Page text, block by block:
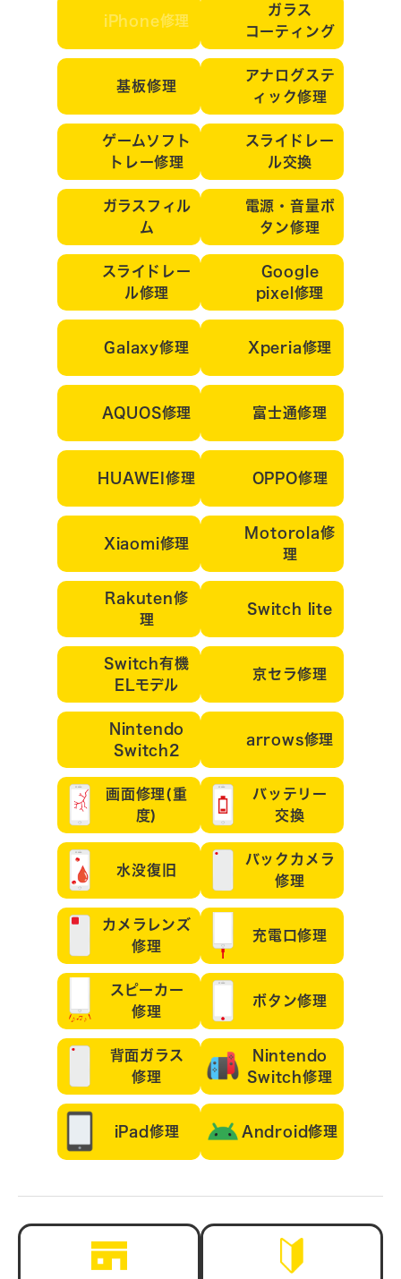
iPhone修理
ガラス
コーティング
基板修理
アナログステ
ィック修理
ゲームソフト
トレー修理
スライドレー
ル交換
ガラスフィル
ム
電源・音量ボ
タン修理
スライドレー
ル修理
Google
pixel修理
Galaxy修理 Xperia修理
AQUOS修理 富士通修理
HUAWEI修理 OPPO修理
Xiaomi修理
Motorola修
理
Rakuten修
理
Switch lite
Switch有機
ELモデル
京セラ修理
Nintendo
Switch2
arrows修理
画面修理(重
度)
バッテリー
交換
水没復旧
バックカメラ
修理
カメラレンズ
修理
充電口修理
スピーカー
修理
ボタン修理
背面ガラス
修理
Nintendo
Switch修理
iPad修理 Android修理